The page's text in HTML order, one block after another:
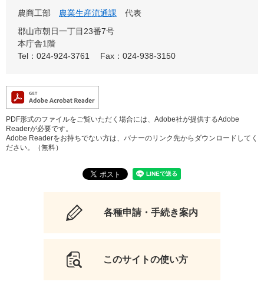
農商工部 農業生産流通課
代表
郡山市朝日一丁目23番7号
本庁舎1階
Tel：024-924-3761
Fax：024-938-3150
PDF形式のファイルをご覧いただく場合には、Adobe社が提供するAdobe
Readerが必要です。
Adobe Readerをお持ちでない方は、バナーのリンク先からダウンロードしてく
ださい。（無料）
各種申請・手続き案内
このサイトの使い方